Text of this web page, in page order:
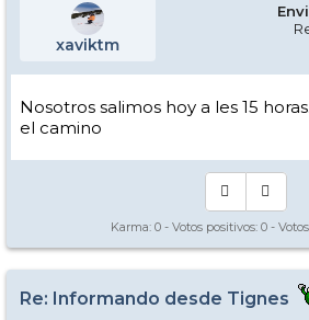
xaviktm
Nosotros salimos hoy a les 15
el camino
Karma: 0 - Votos positivos: 0 -
Re: Informando desde Tignes